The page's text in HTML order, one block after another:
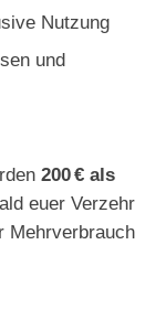
Nutzung
und
200 € als
euer Verzehr
Mehrverbrauch